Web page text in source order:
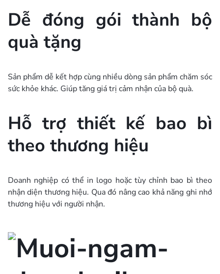
Dễ đóng gói thành bộ
quà tặng
Sản phẩm dễ kết hợp cùng nhiều dòng sản phẩm chăm sóc
sức khỏe khác. Giúp tăng giá trị cảm nhận của bộ quà.
Hỗ trợ thiết kế bao bì
theo thương hiệu
Doanh nghiệp có thể in logo hoặc tùy chỉnh bao bì theo
nhận diện thương hiệu. Qua đó nâng cao khả năng ghi nhớ
thương hiệu với người nhận.